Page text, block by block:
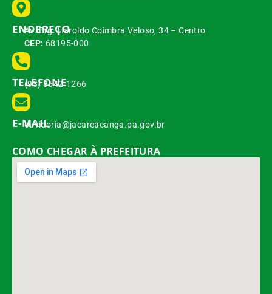
ENDEREÇO
Av. Brg. Haroldo Coimbra Veloso, 34 – Centro
CEP: 68195-000
TELEFONE
(93) 3542-1266
E-MAIL
ouvidoria@jacareacanga.pa.gov.br
COMO CHEGAR À PREFEITURA